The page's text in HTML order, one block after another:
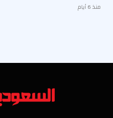
منذ 6 أيام